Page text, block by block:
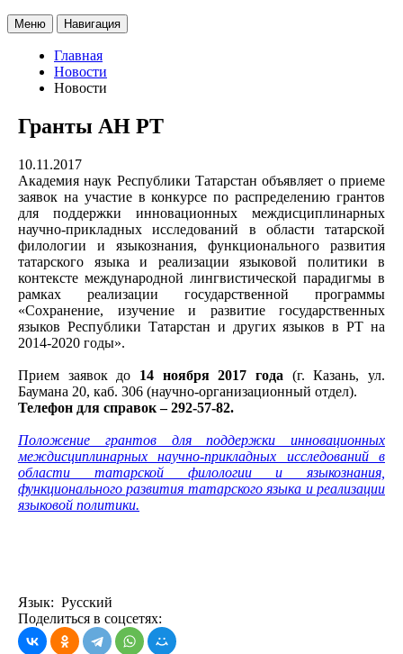
Меню Навигация
Главная
Новости
Новости
Гранты АН РТ
10.11.2017
Академия наук Республики Татарстан объявляет о приеме
заявок на участие в конкурсе по распределению грантов
для поддержки инновационных междисциплинарных
научно-прикладных исследований в области татарской
филологии и языкознания, функционального развития
татарского языка и реализации языковой политики в
контексте международной лингвистической парадигмы в
рамках реализации государственной программы
«Сохранение, изучение и развитие государственных
языков Республики Татарстан и других языков в РТ на
2014-2020 годы».
Прием заявок до 14 ноября 2017 года (г. Казань, ул.
Баумана 20, каб. 306 (научно-организационный отдел).
Телефон для справок – 292-57-82.
Положение грантов для поддержки инновационных
междисциплинарных научно-прикладных исследований в
области татарской филологии и языкознания,
функционального развития татарского языка и реализации
языковой политики.
Язык: Русский
Поделиться в соцсетях: